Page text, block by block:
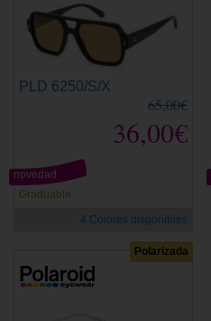
PLD 6250/S/X
65,00€
36,00€
Graduable
novedad
4 Colores disponibles
Polarizada